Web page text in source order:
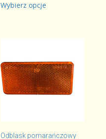
Wybierz opcjeprodukt
wybrać
na
stronie
produktu
Odblask pomarańczowy